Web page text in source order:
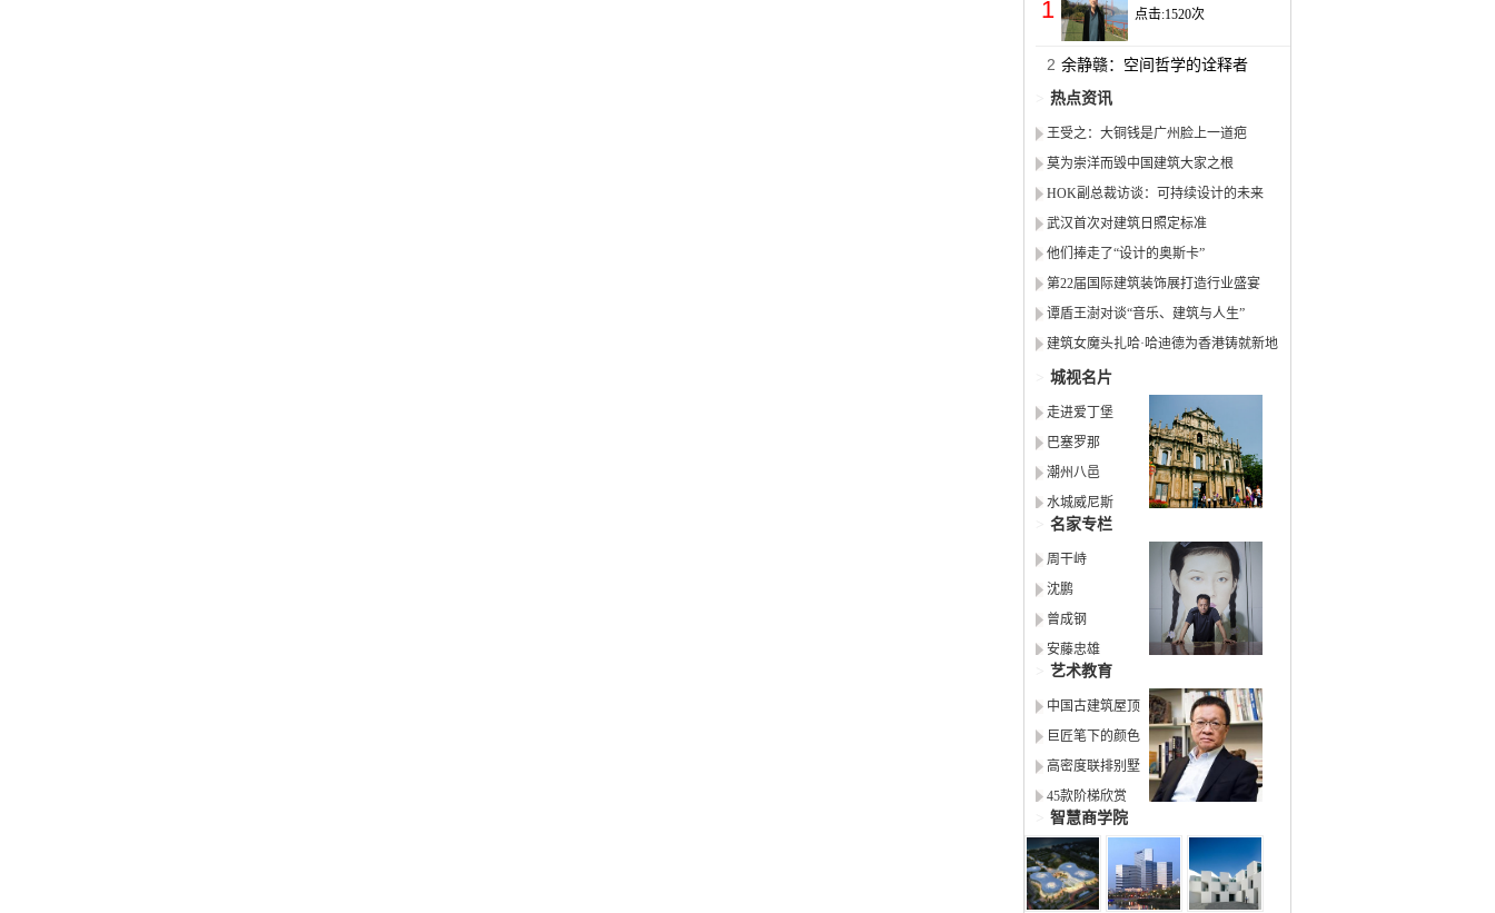
1
点击:1520次
2 余静赣：空间哲学的诠释者
热点资讯
王受之：大铜钱是广州脸上一道疤
莫为崇洋而毁中国建筑大家之根
HOK副总裁访谈：可持续设计的未来
武汉首次对建筑日照定标准
他们捧走了“设计的奥斯卡”
第22届国际建筑装饰展打造行业盛宴
谭盾王澍对谈“音乐、建筑与人生”
建筑女魔头扎哈·哈迪德为香港铸就新地
标
城视名片
走进爱丁堡
巴塞罗那
潮州八邑
水城威尼斯
名家专栏
周干峙
沈鹏
曾成钢
安藤忠雄
艺术教育
中国古建筑屋顶
巨匠笔下的颜色
高密度联排别墅
45款阶梯欣赏
智慧商学院